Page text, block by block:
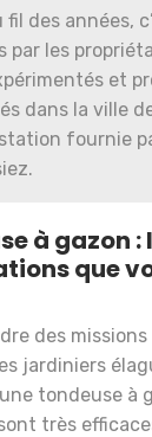
des années,
les
et
dans la ville
fournie
à gazon :
que
des
jardiniers
tondeuse à
très